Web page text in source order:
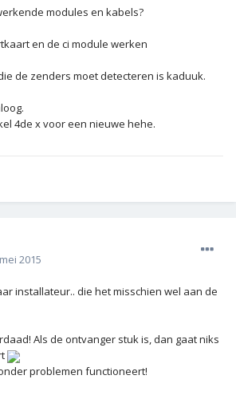
modules en kabels?
en de ci module werken
de zenders moet detecteren is kaduuk.
4de x voor een nieuwe hehe.
2015
installateur.. die het misschien wel aan de
Als de ontvanger stuk is, dan gaat niks
problemen functioneert!